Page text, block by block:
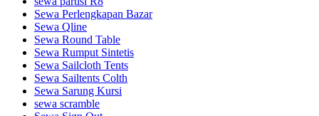
Sewa Perlengkapan Bazar
Sewa Qline
Sewa Round Table
Sewa Rumput Sintetis
Sewa Sailcloth Tents
Sewa Sailtents Colth
Sewa Sarung Kursi
sewa scramble